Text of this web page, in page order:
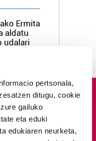
pertsonala,
ditugu, cookie
gailuko
eta eduki
edukiaren neurketa,
Ermita
aldatu
udalari